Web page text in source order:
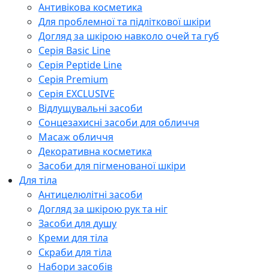
Антивікова косметика
Для проблемної та підліткової шкіри
Догляд за шкірою навколо очей та губ
Серія Basic Line
Серія Peptide Line
Серія Premium
Серія EXCLUSIVE
Відлущувальні засоби
Сонцезахисні засоби для обличчя
Масаж обличчя
Декоративна косметика
Засоби для пігменованої шкіри
Для тіла
Антицелюлітні засоби
Догляд за шкірою рук та ніг
Засоби для душу
Креми для тіла
Скраби для тіла
Набори засобів